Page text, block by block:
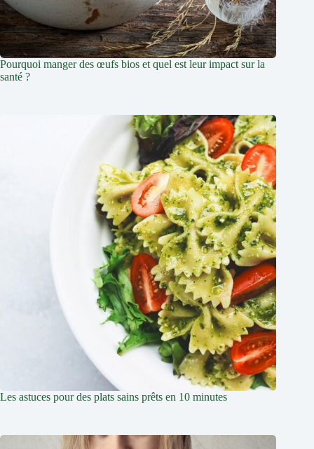
Pourquoi manger des œufs bios et quel est leur impact sur la
santé ?
Les astuces pour des plats sains prêts en 10 minutes